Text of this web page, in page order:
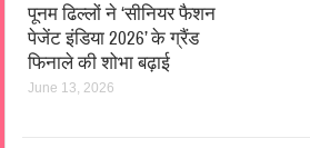
पूनम ढिल्लों ने ‘सीनियर फैशन
पेजेंट इंडिया 2026’ के ग्रैंड
फिनाले की शोभा बढ़ाई
June 13, 2026